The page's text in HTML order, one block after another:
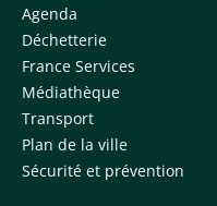
Agenda
Déchetterie
France Services
Médiathèque
Transport
Plan de la ville
Sécurité et prévention